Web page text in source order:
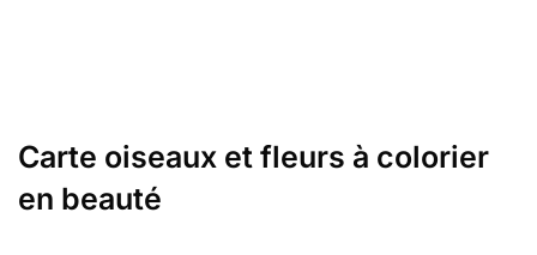
Carte oiseaux et fleurs à colorier
en beauté